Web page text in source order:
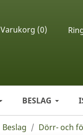
Varukorg (0)
BESLAG
Beslag Dörr- och